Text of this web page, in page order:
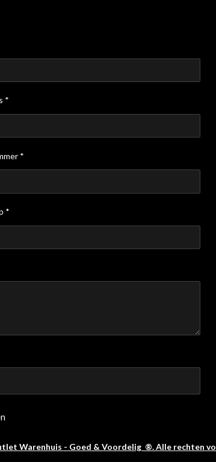
*
*
*
Warenhuis - Goed & Voordelig ®. Alle rechten